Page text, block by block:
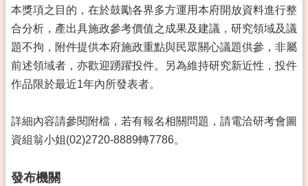
本獎項之目的，在於鼓勵各界多方運用本府開放資料進行整
合分析，產出具施政參考價值之成果及建議，研究領域及議
題不拘，附件提供本府施政重點與民眾關心議題供參，非屬
前述領域者，亦歡迎踴躍投件。另為維持研究新近性，投件
作品限於最近1年內所發表者。
詳細內容請參閱附檔，若有報名相關問題，請電洽研考會圖
資組翁小姐(02)2720-8889轉7786。
發布機關